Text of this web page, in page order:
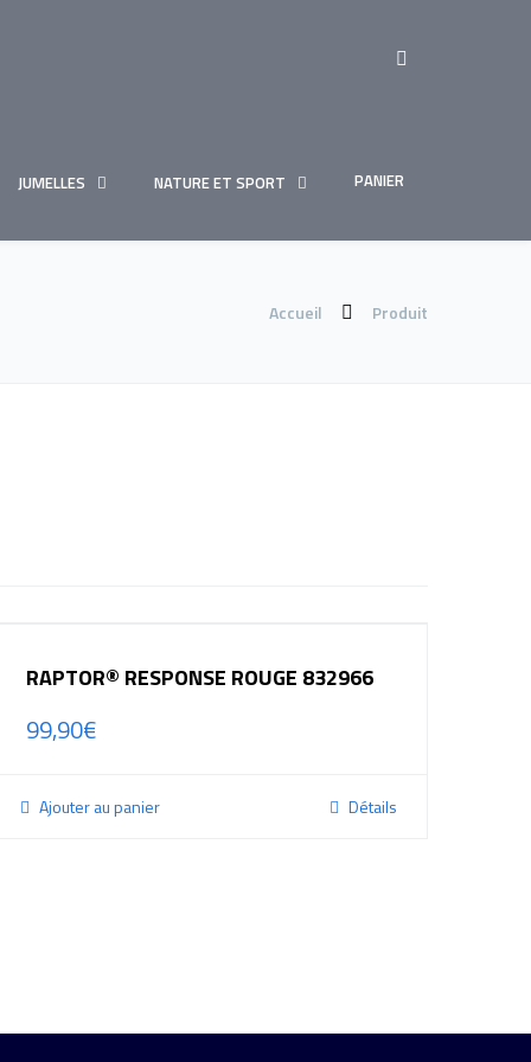
JUMELLES NATURE ET SPORT PANIER
Accueil Produit
RAPTOR® RESPONSE ROUGE 832966
99,90€
Ajouter au panier Détails